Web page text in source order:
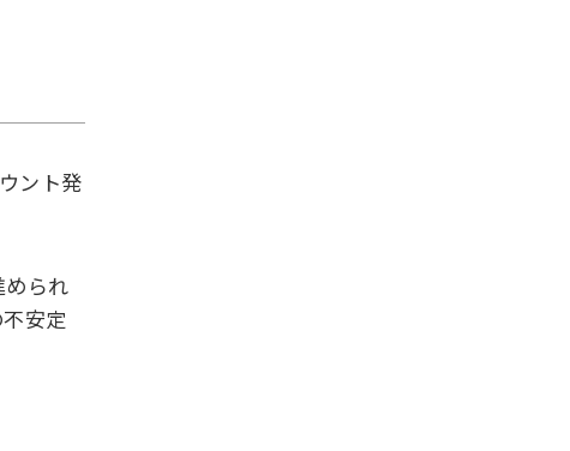
ント発
られ
安定